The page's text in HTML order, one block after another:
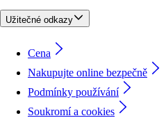
Užitečné odkazy
Cena
Nakupujte online bezpečně
Podmínky používání
Soukromí a cookies